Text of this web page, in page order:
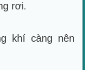
rơi.
khí càng nên